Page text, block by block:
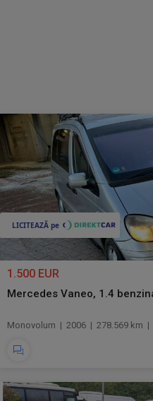
1.500 EUR
Mercedes Vaneo, 1.4
Monovolum | 2006 | 278.569 km |